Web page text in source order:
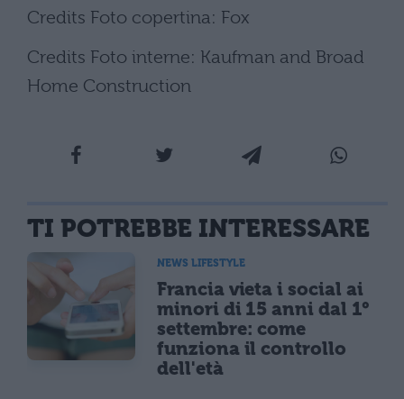
Credits Foto copertina: Fox
Credits Foto interne: Kaufman and Broad
Home Construction
TI POTREBBE INTERESSARE
NEWS LIFESTYLE
Francia vieta i social ai
minori di 15 anni dal 1°
settembre: come
funziona il controllo
dell'età